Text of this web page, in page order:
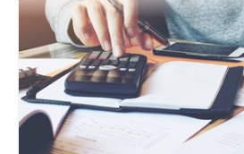
memperoleh kemudahan dan
penerimaan